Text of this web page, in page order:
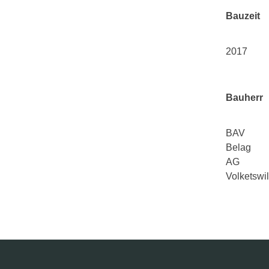
Bauzeit
2017
Bauherr
BAV
Belag
AG
Volketswil